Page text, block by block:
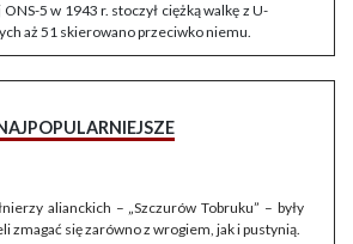
5 w 1943 r. stoczył ciężką walkę z U-
aż 51 skierowano przeciwko niemu.
alianckich – „Szczurów Tobruku” – były
zmagać się zarówno z wrogiem, jak i pustynią.